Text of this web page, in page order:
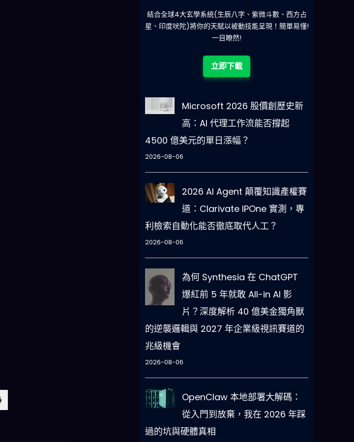
結合全球4大玄學系統(生辰八字、紫微斗數、西方占
星、印度吠陀)將你的天賦以被動技能呈現！簡單易懂!
減少超過500萬個低概率中獎組
Microsoft 2026 股價創歷史新
高：AI 代理工作流能否撐起
4500 億美元的單日漲幅？
2026-08-06
2026 AI Agent 顛覆知識產權賽
道：Clarivate IPOne 實測，專
利檢索自動化能否徹底取代人工？
2026-08-06
為何 Synthesia 在 ChatGPT
爆紅前 5 年就敢 All-in AI 影
片？深度解析 40 億美金獨角獸
的逆襲邏輯與 2027 年企業級視訊賽道的
兆級機會
2026-08-06
OpenClaw 本地部署大解碼：
從入門到放棄，我在 2026 年踩
過的坑與硬體真相